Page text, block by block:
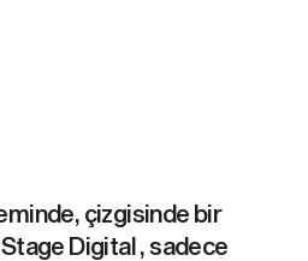
çizgisinde bir
Digital , sadece